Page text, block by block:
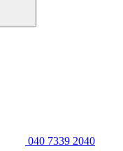
040 7339 2040